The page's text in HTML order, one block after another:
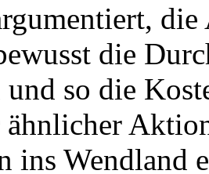
die
und so die
ähnlicher
ins Wendland